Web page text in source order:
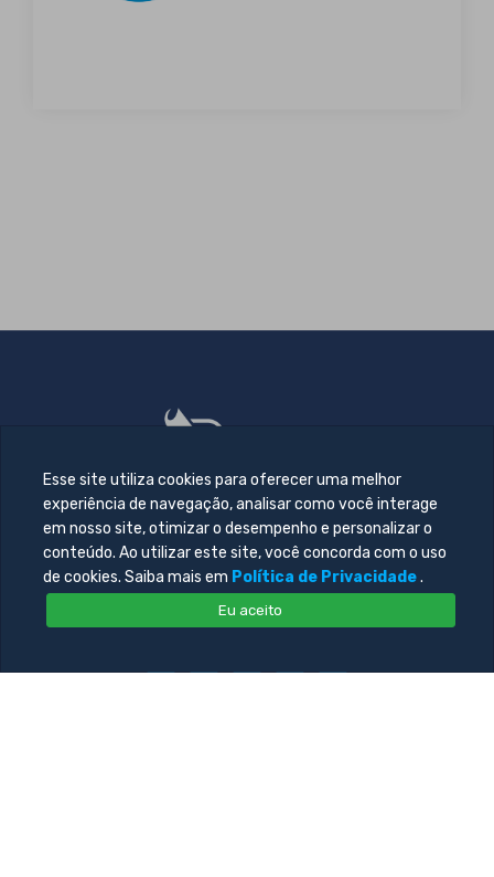
Esse site utiliza cookies para oferecer uma melhor
experiência de navegação, analisar como você interage
em nosso site, otimizar o desempenho e personalizar o
conteúdo. Ao utilizar este site, você concorda com o uso
de cookies. Saiba mais em Política de Privacidade .
Eu aceito